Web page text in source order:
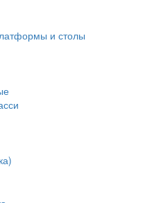
и столы